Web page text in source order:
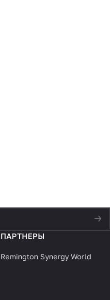
ПАРТНЕРЫ
Remington Synergy World